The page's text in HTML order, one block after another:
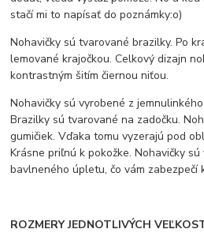
stačí mi to napísať do poznámky:o)
Nohavičky sú tvarované brazilky. Po
lemované krajočkou. Celkový dizajn
kontrastným šitím čiernou niťou.
Nohavičky sú vyrobené z
Brazilky sú tvarované na zadočku.
gumičiek. Vďaka tomu vyzerajú pod
Krásne priľnú k pokožke. Nohavičky
bavlneného úpletu, čo vám zabezpečí
ROZMERY JEDNOTLIVÝCH